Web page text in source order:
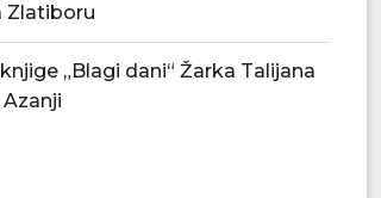
Zlatiboru
„Blagi dani“ Žarka Talijana